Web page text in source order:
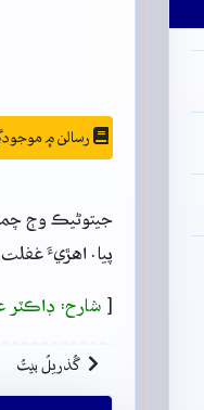
رسالن ۾ موجودگي: 80
جيتوڻيڪ وڄ
پيا. اهڙيءَ
[ شارح: ڊاڪٽر
گُذريلُ بيتُ